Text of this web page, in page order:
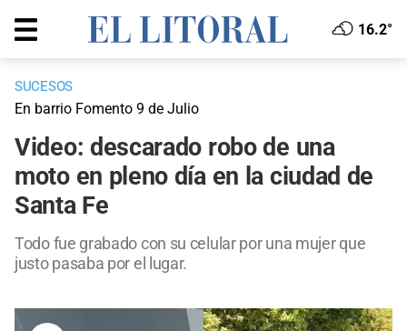
16.2°
SUCESOS
En barrio Fomento 9 de Julio
Video: descarado robo de una
moto en pleno día en la ciudad de
Santa Fe
Todo fue grabado con su celular por una mujer que
justo pasaba por el lugar.